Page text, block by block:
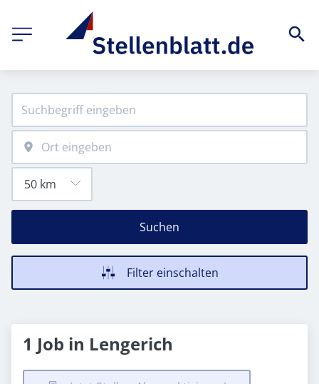
Suchen
Filter einschalten
1 Job in Lengerich